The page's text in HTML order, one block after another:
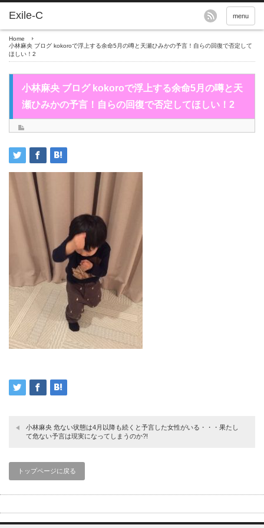
menu
Home
小林麻央 ブログ kokoroで浮上する余命5月の噂と天瀬ひみかの予言！自らの回復で否定して
ほしい！2
小林麻央 ブログ kokoroで浮上する余命5月の噂と天
瀬ひみかの予言！自らの回復で否定してほしい！2
小林麻央 危ない状態は4月以降も続くと予言した女性がいる・・・果たし
て危ない予言は現実になってしまうのか?!
トップページに戻る